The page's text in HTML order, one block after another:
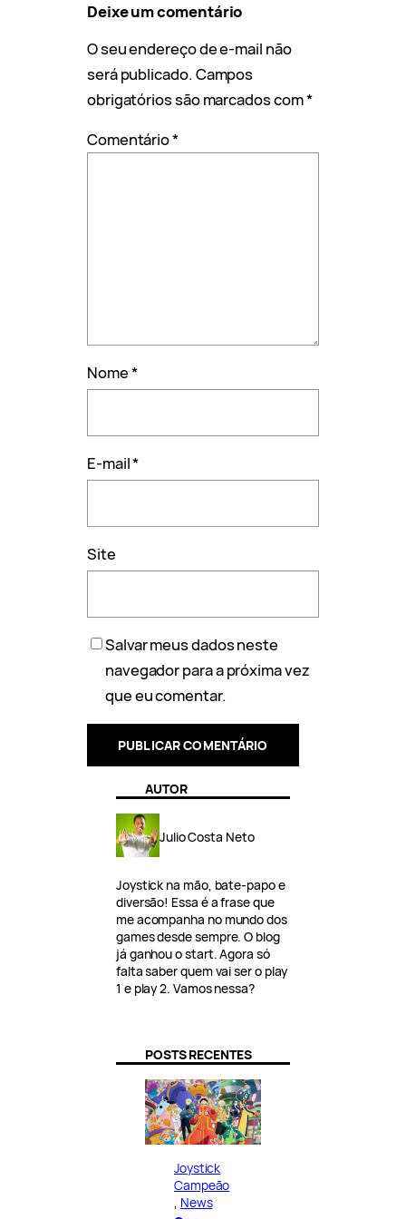
Deixe um comentário
O seu endereço de e-mail não
será publicado. Campos
obrigatórios são marcados com*
Comentário*
Nome*
E-mail*
Site
Salvar meus dados neste
navegador para a próxima vez
que eu comentar.
AUTOR
Julio Costa Neto
Joystick na mão, bate-papo e
diversão! Essa é a frase que
me acompanha no mundo dos
games desde sempre. O blog
já ganhou o start. Agora só
falta saber quem vai ser o play
1 e play 2. Vamos nessa?
POSTS RECENTES
Joystick
Campeão
News